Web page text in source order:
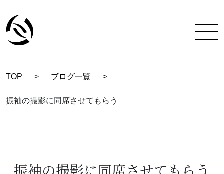
彩蔵について
TOP > ブログ一覧 >
振袖の撮影に同席させてもらう
振袖の撮影に同席させてもらう